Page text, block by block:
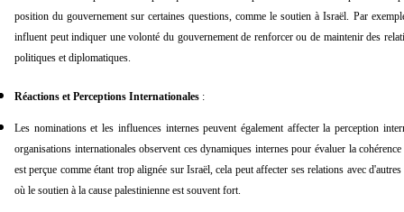
position du gouvernement sur certaines questions, comme le soutien à Israël. Par
influent peut indiquer une volonté du gouvernement de renforcer ou de maintenir des
politiques et diplomatiques.
Réactions et Perceptions Internationales :
Les nominations et les influences internes peuvent également affecter la perception
organisations internationales observent ces dynamiques internes pour évaluer la
est perçue comme étant trop alignée sur Israël, cela peut affecter ses relations avec
où le soutien à la cause palestinienne est souvent fort.